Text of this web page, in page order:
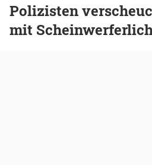
Polizisten
mit